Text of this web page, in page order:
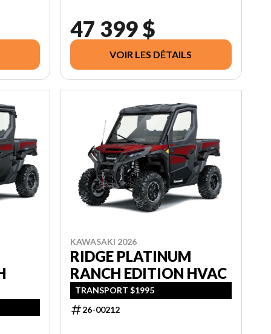
47 399 $
VOIR LES DÉTAILS
KAWASAKI 2026
RIDGE PLATINUM
RANCH EDITION HVAC
TRANSPORT $1995
26-00212